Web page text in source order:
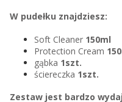
W pudełku znajdziesz:
Soft Cleaner 150ml
Protection Cream
gąbka 1szt.
ściereczka 1szt.
Zestaw jest bardzo